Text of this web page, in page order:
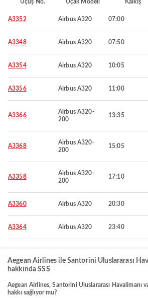
Uçuş No. Uçak Modeli Kalkış
A3352 Airbus A320 07:00
A3348 Airbus A320 07:50
A3354 Airbus A320 10:05
A3356 Airbus A320 11:00
A3366
Airbus A320-
200
13:35
A3368
Airbus A320-
200
15:05
A3358
Airbus A320-
200
17:10
A3360 Airbus A320 20:30
A3364 Airbus A320 23:40
Aegean Airlines ile Santorini Uluslararası
hakkında SSS
Aegean Airlines, Santorini Uluslararası Havalimanı
hakkı sağlıyor mu?